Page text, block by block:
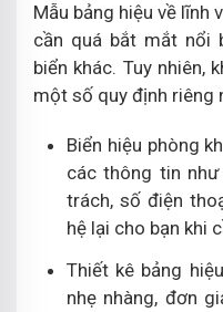
Mẫu bảng hiệu về lĩnh
cần quá bắt mắt nổi
biển khác. Tuy nhiên,
một số quy định riêng
Biển hiệu phòng
các thông tin
trách, số điện
hệ lại cho bạn khi
Thiết kê bảng
nhẹ nhàng, đơn